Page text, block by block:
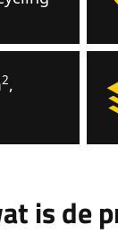
2,
is de